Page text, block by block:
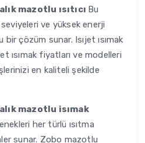
mazotlu ısıtıcı Bu
seviyeleri ve yüksek enerji
çözüm sunar. Isıjet ısımak
ısımak fiyatları ve modelleri
en kaliteli şekilde
mazotlu isımak
her türlü ısıtma
sunar. Zobo mazotlu